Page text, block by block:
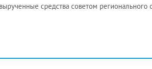
средства советом